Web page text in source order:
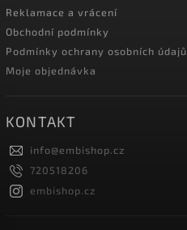
Reklamace a vrácení
Obchodní podmínky
Podmínky ochrany osobních údajů
Moje objednávka
KONTAKT
info@embishop.cz
720518206
embishop.cz